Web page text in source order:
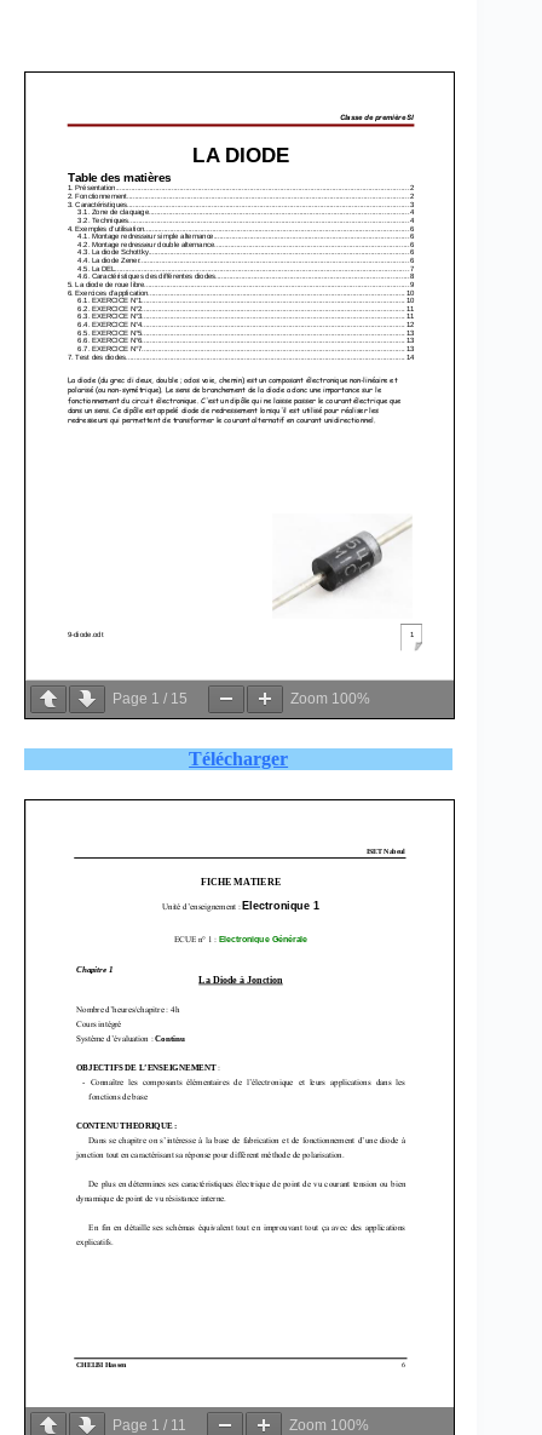
Page 1 / 15 Zoom 100%
Télécharger
Page 1 / 11 Zoom 100%